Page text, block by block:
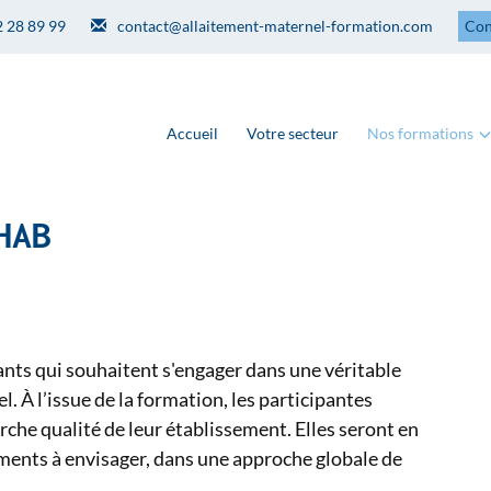
28 89 99 contact@allaitement-maternel-formation.com
Accueil Votre secteur Nos formations
qui souhaitent s'engager dans une véritable
À l’issue de la formation, les participantes
qualité de leur établissement. Elles seront en
à envisager, dans une approche globale de